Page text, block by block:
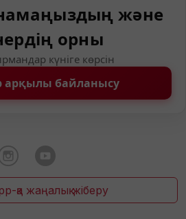
және
орны
күніге көрсін
арқылы байланысу
қа жаңалық жіберу